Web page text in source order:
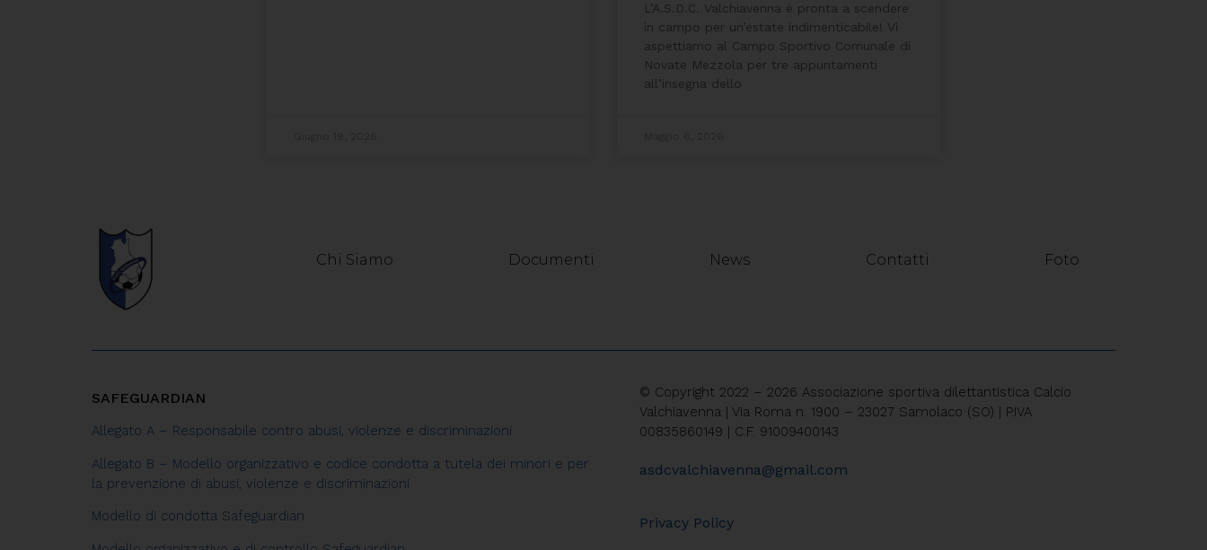
L’A.S.D.C. Valchiavenna è pronta a scendere
in campo per un’estate indimenticabile! Vi
aspettiamo al Campo Sportivo Comunale di
Novate Mezzola per tre appuntamenti
all’insegna dello
Chi Siamo Documenti News Contatti Foto
SAFEGUARDIAN
Allegato A – Responsabile contro abusi, violenze e discriminazioni
Allegato B – Modello organizzativo e codice condotta a tutela dei minori e per
la prevenzione di abusi, violenze e discriminazioni
Modello di condotta Safeguardian
© Copyright 2022 – 2026 Associazione sportiva dilettantistica Calcio
Valchiavenna | Via Roma n. 1900 – 23027 Samolaco (SO) | P.IVA
00835860149 | C.F. 91009400143
asdcvalchiavenna@gmail.com
Privacy Policy